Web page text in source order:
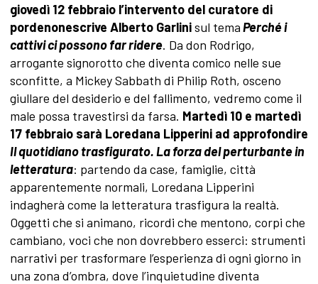
giovedì 12 febbraiol’intervento del curatore di
pordenonescrive Alberto Garlinisul temaPerché i
cattivi ci possono far ridere. Da don Rodrigo,
arrogante signorotto che diventa comico nelle sue
sconfitte, a Mickey Sabbath di Philip Roth, osceno
giullare del desiderio e del fallimento, vedremo come il
male possa travestirsi da farsa. Martedì 10 e martedì
17 febbraio sarà Loredana Lipperini ad approfondire
Il quotidiano trasfigurato. La forza del perturbante in
letteratura: partendo da case, famiglie, città
apparentemente normali, Loredana Lipperini
indagherà come la letteratura trasfigura la realtà.
Oggetti che si animano, ricordi che mentono, corpi che
cambiano, voci che non dovrebbero esserci: strumenti
narrativi per trasformare l’esperienza di ogni giorno in
una zona d’ombra, dove l’inquietudine diventa